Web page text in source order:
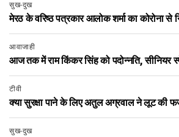
सुख-दुख
मेरठ के वरिष्ठ पत्रकार आलोक शर्मा का कोरोना से
आवाजाही
आज तक में राम किंकर सिंह को पदोन्नति, सीनियर
टीवी
क्या सुरक्षा पाने के लिए अतुल अग्रवाल ने लूट की
सुख-दुख